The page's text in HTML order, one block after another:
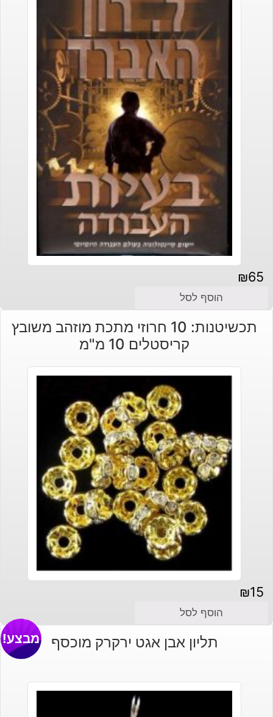
₪65
הוסף לסל
תכשיטנות: 10 חרוזי מתכת מוזהב משובץ
קריסטלים 10 מ"מ
₪15
הוסף לסל
תליון אבן אגט ירקרק מוכסף מבצע!